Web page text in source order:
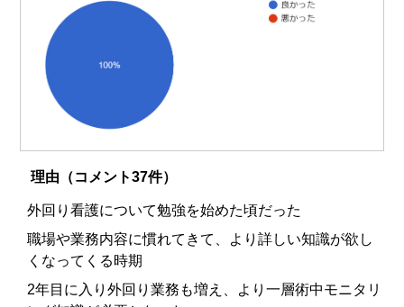
理由（コメント37件）
外回り看護について勉強を始めた頃だった
職場や業務内容に慣れてきて、より詳しい知識が欲し
くなってくる時期
2年目に入り外回り業務も増え、より一層術中モニタリ